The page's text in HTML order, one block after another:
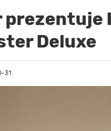
prezentuje
Deluxe
31